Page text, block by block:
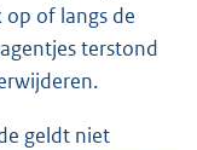
of langs de
terstond
geldt niet